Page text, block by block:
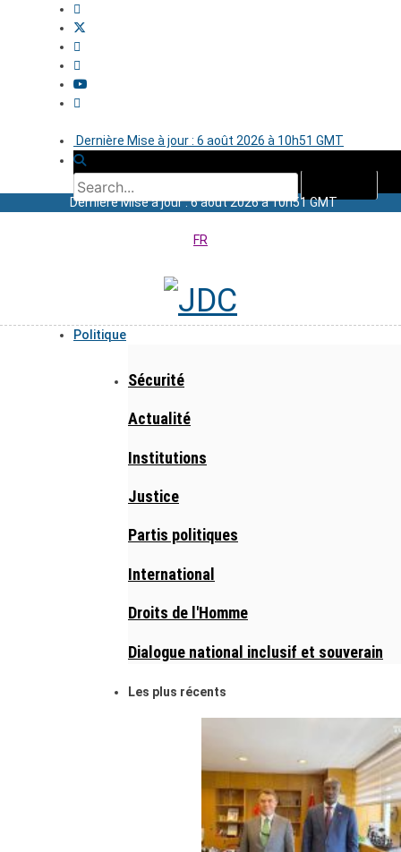
Dernière Mise à jour : 6 août 2026 à 10h51 GMT
Dernière Mise à jour : 6 août 2026 à 10h51 GMT
FR
Politique
Sécurité
Actualité
Institutions
Justice
Partis politiques
International
Droits de l'Homme
Dialogue national inclusif et souverain
Les plus récents